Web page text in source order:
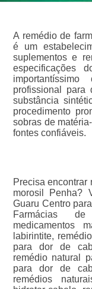
A remédio de
é um
suplementos e
especificações
profissional para
substância
procedimento
sobras de
fontes confiáveis.
Precisa encontrar
morosil Penha?
Guaru Centro
Farmácias
medicamentos
labirintite,
para dor de
remédio natural
para dor de
remédios